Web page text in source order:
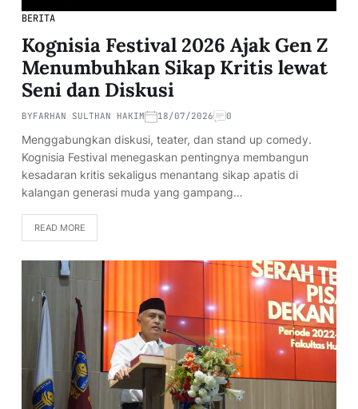
BERITA
Kognisia Festival 2026 Ajak Gen Z
Menumbuhkan Sikap Kritis lewat
Seni dan Diskusi
BYFARHAN SULTHAN HAKIM 18/07/2026 0
Menggabungkan diskusi, teater, dan stand up comedy.
Kognisia Festival menegaskan pentingnya membangun
kesadaran kritis sekaligus menantang sikap apatis di
kalangan generasi muda yang gampang…
READ MORE